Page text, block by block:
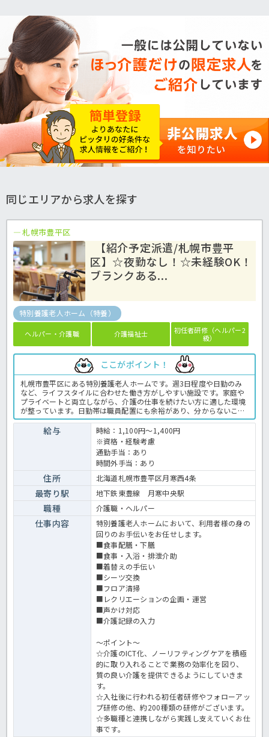
同じエリアから求人を探す
札幌市豊平区
【紹介予定派遣/札幌市豊平
区】☆夜勤なし！☆未経験OK！
ブランクある...
特別養護老人ホーム（特養）
ヘルパー・介護職 介護福祉士
初任者研修（ヘルパー2
級）
ここがポイント！
札幌市豊平区にある特別養護老人ホームです。週3日程度や日勤のみ
など、ライフスタイルに合わせた働き方がしやすい施設です。家庭や
プライベートと両立しながら、介護の仕事を続けたい方に適した環境
が整っています。日勤帯は職員配置にも余裕があり、分からないこと
や不安な点があればすぐに相談できるため、ブランクのある方や久し
ぶりに現場復帰する方でも安心して勤務できます。業務内容も明確
で、利用者様一人ひとりと丁寧に関われるケアを大切にしています。
また、パート勤務の方もチームの一員として尊重され、無理なシフト
調整や急な業務の押し付けがない点も魅力です。少しでもご興味ある
方はお気軽にほっ介護までお問合せください！ 特別養護老人ホームで
の介護業務全般です。 ＜介護職 紹介予定派遣 特別養護老人ホーム
の求人＞
給与
時給：1,100円～1,400円
※資格・経験考慮
通勤手当：あり
時間外手当：あり
住所 北海道札幌市豊平区月寒西4条
最寄り駅 地下鉄東豊線 月寒中央駅
職種 介護職・ヘルパー
仕事内容
特別養護老人ホームにおいて、利用者様の身の
回りのお手伝いをお任せします。
■食事配膳・下膳
■食事・入浴・排泄介助
■着替えの手伝い
■シーツ交換
■フロア清掃
■レクリエーションの企画・運営
■声かけ対応
■介護記録の入力
～ポイント～
☆介護のICT化、ノーリフティングケアを積極
的に取り入れることで業務の効率化を図り、
質の良い介護を提供できるようにしていきま
す。
☆入社後に行われる初任者研修やフォローアッ
プ研修の他、約200種類の研修がございます。
☆多職種と連携しながら実践し支えていくお仕
事です。